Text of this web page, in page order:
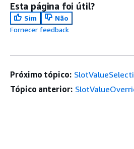
Esta página foi útil?
Sim
Não
Fornecer feedback
Próximo tópico:
Tópico anterior: